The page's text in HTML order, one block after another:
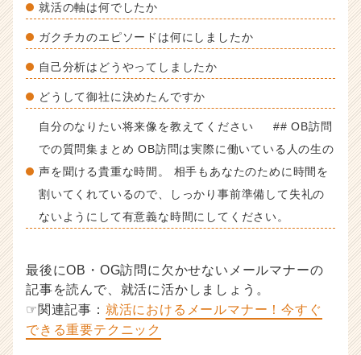
就活の軸は何でしたか
ガクチカのエピソードは何にしましたか
自己分析はどうやってしましたか
どうして御社に決めたんですか
自分のなりたい将来像を教えてください ## OB訪問
での質問集まとめ OB訪問は実際に働いている人の生の
声を聞ける貴重な時間。 相手もあなたのために時間を
割いてくれているので、しっかり事前準備して失礼の
ないようにして有意義な時間にしてください。
最後にOB・OG訪問に欠かせないメールマナーの
記事を読んで、就活に活かしましょう。
☞関連記事： 就活におけるメールマナー！今すぐ
できる重要テクニック